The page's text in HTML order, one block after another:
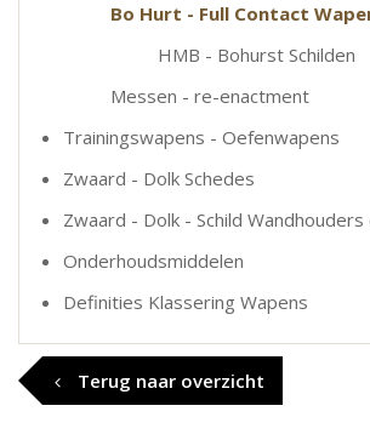
Bo Hurt - Full Contact
HMB - Bohurst Schilden
Messen - re-enactment
Trainingswapens - Oefenwapens
Zwaard - Dolk Schedes
Zwaard - Dolk - Schild
Onderhoudsmiddelen
Definities Klassering Wapens
Terug naar overzicht